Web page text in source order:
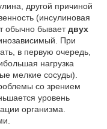
другой причиной
(инсулиновая
обычно бываетдвух
При
в первую очередь,
нагрузка
мелкие сосуды).
со зрением
уровень
организма.